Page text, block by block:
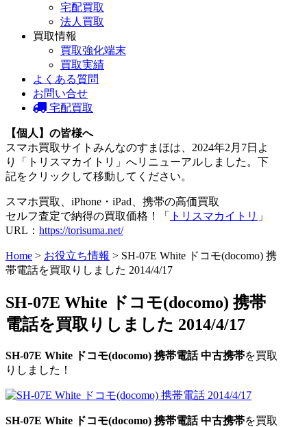
宅配買取
法人買取
買取情報
買取強化端末
買取実績
よくある質問
お問い合せ
宅配買取
【個人】の皆様へ
スマホ買取サイトみんなのすまほは、2024年2月7日よ
り「トリスマカイトリ」へリニューアルしました。下
記をクリックして移動してください。
スマホ買取、iPhone・iPad、携帯の高価買取
セルフ査定で納得の買取価格！「
トリスマカイトリ 」
URL： https://torisuma.net/
Home > お役立ち情報 > SH-07E White ドコモ(docomo) 携
帯電話を買取りしました 2014/4/17
SH-07E White ドコモ(docomo) 携帯
電話を買取りしました 2014/4/17
SH-07E White ドコモ(docomo) 携帯電話中古携帯を買取
りしました！
SH-07E White ドコモ(docomo) 携帯電話中古携帯を買取